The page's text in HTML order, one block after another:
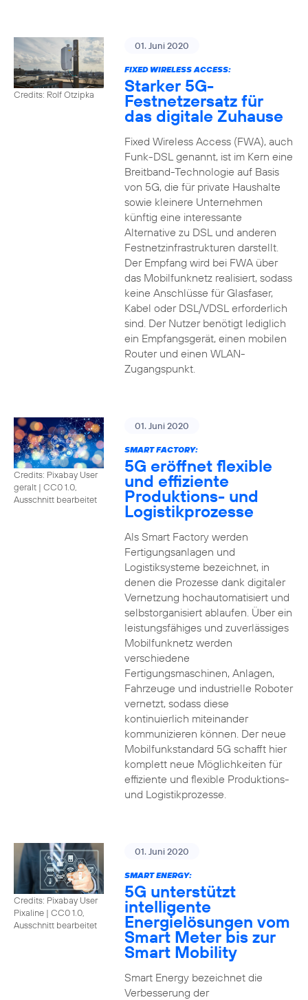
Credits: Rolf Otzipka
01. Juni 2020
FIXED WIRELESS ACCESS:
Starker 5G-
Festnetzersatz für
das digitale Zuhause
Fixed Wireless Access (FWA), auch
Funk-DSL genannt, ist im Kern eine
Breitband-Technologie auf Basis
von 5G, die für private Haushalte
sowie kleinere Unternehmen
künftig eine interessante
Alternative zu DSL und anderen
Festnetzinfrastrukturen darstellt.
Der Empfang wird bei FWA über
das Mobilfunknetz realisiert, sodass
keine Anschlüsse für Glasfaser,
Kabel oder DSL/VDSL erforderlich
sind. Der Nutzer benötigt lediglich
ein Empfangsgerät, einen mobilen
Router und einen WLAN-
Zugangspunkt.
Credits: Pixabay User
geralt | CC0 1.0,
Ausschnitt bearbeitet
01. Juni 2020
SMART FACTORY:
5G eröffnet flexible
und effiziente
Produktions- und
Logistikprozesse
Als Smart Factory werden
Fertigungsanlagen und
Logistiksysteme bezeichnet, in
denen die Prozesse dank digitaler
Vernetzung hochautomatisiert und
selbstorganisiert ablaufen. Über ein
leistungsfähiges und zuverlässiges
Mobilfunknetz werden
verschiedene
Fertigungsmaschinen, Anlagen,
Fahrzeuge und industrielle Roboter
vernetzt, sodass diese
kontinuierlich miteinander
kommunizieren können. Der neue
Mobilfunkstandard 5G schafft hier
komplett neue Möglichkeiten für
effiziente und flexible Produktions-
und Logistikprozesse.
Credits: Pixabay User
Pixaline | CC0 1.0,
Ausschnitt bearbeitet
01. Juni 2020
SMART ENERGY:
5G unterstützt
intelligente
Energielösungen vom
Smart Meter bis zur
Smart Mobility
Smart Energy bezeichnet die
Verbesserung der